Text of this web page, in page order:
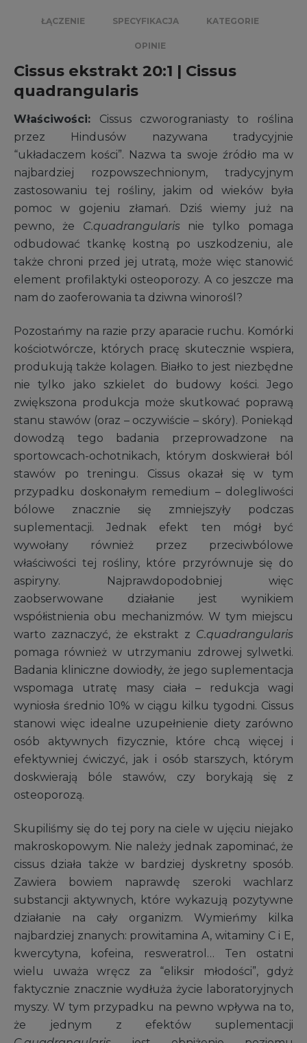
ŁĄCZENIE SPECYFIKACJA KATEGORIE
OPINIE
Cissus ekstrakt 20:1 | Cissus
quadrangularis
Właściwości: Cissus czworograniasty to roślina
przez Hindusów nazywana tradycyjnie
“układaczem kości”. Nazwa ta swoje źródło ma w
najbardziej rozpowszechnionym, tradycyjnym
zastosowaniu tej rośliny, jakim od wieków była
pomoc w gojeniu złamań. Dziś wiemy już na
pewno, że C.quadrangularis nie tylko pomaga
odbudować tkankę kostną po uszkodzeniu, ale
także chroni przed jej utratą, może więc stanowić
element profilaktyki osteoporozy. A co jeszcze ma
nam do zaoferowania ta dziwna winorośl?
Pozostańmy na razie przy aparacie ruchu. Komórki
kościotwórcze, których pracę skutecznie wspiera,
produkują także kolagen. Białko to jest niezbędne
nie tylko jako szkielet do budowy kości. Jego
zwiększona produkcja może skutkować poprawą
stanu stawów (oraz – oczywiście – skóry). Poniekąd
dowodzą tego badania przeprowadzone na
sportowcach-ochotnikach, którym doskwierał ból
stawów po treningu. Cissus okazał się w tym
przypadku doskonałym remedium – dolegliwości
bólowe znacznie się zmniejszyły podczas
suplementacji. Jednak efekt ten mógł być
wywołany również przez przeciwbólowe
właściwości tej rośliny, które przyrównuje się do
aspiryny. Najprawdopodobniej więc
zaobserwowane działanie jest wynikiem
współistnienia obu mechanizmów. W tym miejscu
warto zaznaczyć, że ekstrakt z C.quadrangularis
pomaga również w utrzymaniu zdrowej sylwetki.
Badania kliniczne dowiodły, że jego suplementacja
wspomaga utratę masy ciała – redukcja wagi
wyniosła średnio 10% w ciągu kilku tygodni. Cissus
stanowi więc idealne uzupełnienie diety zarówno
osób aktywnych fizycznie, które chcą więcej i
efektywniej ćwiczyć, jak i osób starszych, którym
doskwierają bóle stawów, czy borykają się z
osteoporozą.
Skupiliśmy się do tej pory na ciele w ujęciu niejako
makroskopowym. Nie należy jednak zapominać, że
cissus działa także w bardziej dyskretny sposób.
Zawiera bowiem naprawdę szeroki wachlarz
substancji aktywnych, które wykazują pozytywne
działanie na cały organizm. Wymieńmy kilka
najbardziej znanych: prowitamina A, witaminy C i E,
kwercytyna, kofeina, resweratrol… Ten ostatni
wielu uważa wręcz za “eliksir młodości”, gdyż
faktycznie znacznie wydłuża życie laboratoryjnych
myszy. W tym przypadku na pewno wpływa na to,
że jednym z efektów suplementacji